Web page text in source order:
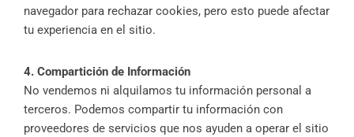
navegador para rechazar cookies, pero esto puede afectar
tu experiencia en el sitio.
4. Compartición de Información
No vendemos ni alquilamos tu información personal a
terceros. Podemos compartir tu información con
proveedores de servicios que nos ayuden a operar el sitio